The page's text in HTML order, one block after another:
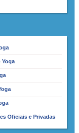
Yoga
Oficiais e Privadas